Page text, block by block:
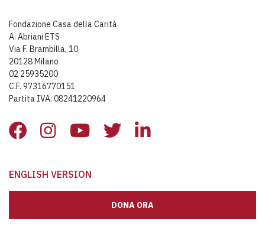
Fondazione Casa della Carità
A. Abriani ETS
Via F. Brambilla, 10
20128 Milano
02 25935200
C.F. 97316770151
Partita IVA: 08241220964
ENGLISH VERSION
DONA ORA